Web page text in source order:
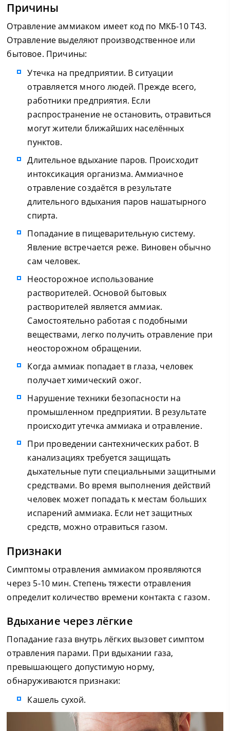
Причины
Отравление аммиаком имеет код по МКБ-10 Т43.
Отравление выделяют производственное или
бытовое. Причины:
Утечка на предприятии. В ситуации
отравляется много людей. Прежде всего,
работники предприятия. Если
распространение не остановить, отравиться
могут жители ближайших населённых
пунктов.
Длительное вдыхание паров. Происходит
интоксикация организма. Аммиачное
отравление создаётся в результате
длительного вдыхания паров нашатырного
спирта.
Попадание в пищеварительную систему.
Явление встречается реже. Виновен обычно
сам человек.
Неосторожное использование
растворителей. Основой бытовых
растворителей является аммиак.
Самостоятельно работая с подобными
веществами, легко получить отравление при
неосторожном обращении.
Когда аммиак попадает в глаза, человек
получает химический ожог.
Нарушение техники безопасности на
промышленном предприятии. В результате
происходит утечка аммиака и отравление.
При проведении сантехнических работ. В
канализациях требуется защищать
дыхательные пути специальными защитными
средствами. Во время выполнения действий
человек может попадать к местам больших
испарений аммиака. Если нет защитных
средств, можно отравиться газом.
Признаки
Симптомы отравления аммиаком проявляются
через 5-10 мин. Степень тяжести отравления
определит количество времени контакта с газом.
Вдыхание через лёгкие
Попадание газа внутрь лёгких вызовет симптом
отравления парами. При вдыхании газа,
превышающего допустимую норму,
обнаруживаются признаки:
Кашель сухой.